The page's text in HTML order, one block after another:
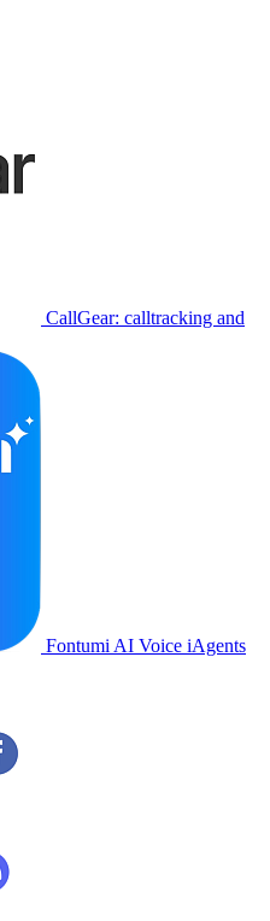
CallGear: calltracking and
Fontumi AI Voice iAgents